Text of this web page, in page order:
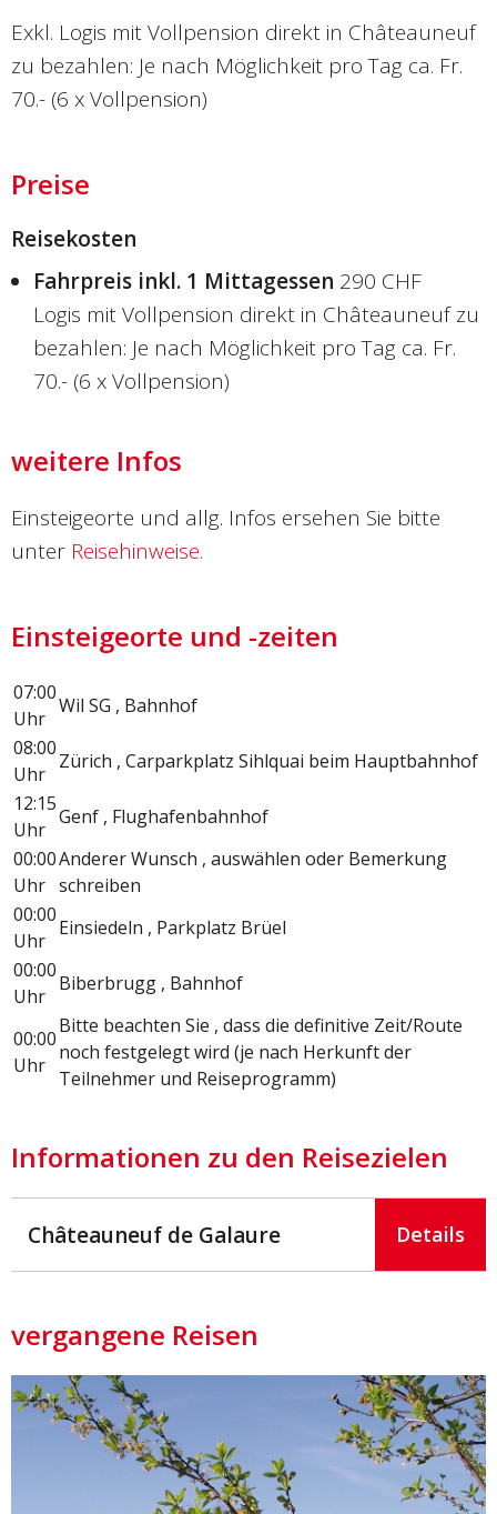
Exkl. Logis mit Vollpension direkt in Châteauneuf
zu bezahlen: Je nach Möglichkeit pro Tag ca. Fr.
70.- (6 x Vollpension)
Preise
Reisekosten
Fahrpreis inkl. 1 Mittagessen 290 CHF
Logis mit Vollpension direkt in Châteauneuf zu
bezahlen: Je nach Möglichkeit pro Tag ca. Fr.
70.- (6 x Vollpension)
weitere Infos
Einsteigeorte und allg. Infos ersehen Sie bitte
unter Reisehinweise.
Einsteigeorte und -zeiten
07:00
Uhr
Wil SG , Bahnhof
08:00
Uhr
Zürich , Carparkplatz Sihlquai beim Hauptbahnhof
12:15
Uhr
Genf , Flughafenbahnhof
00:00
Uhr
Anderer Wunsch , auswählen oder Bemerkung
schreiben
00:00
Uhr
Einsiedeln , Parkplatz Brüel
00:00
Uhr
Biberbrugg , Bahnhof
00:00
Uhr
Bitte beachten Sie , dass die definitive Zeit/Route
noch festgelegt wird (je nach Herkunft der
Teilnehmer und Reiseprogramm)
Informationen zu den Reisezielen
Châteauneuf de Galaure Details
vergangene Reisen